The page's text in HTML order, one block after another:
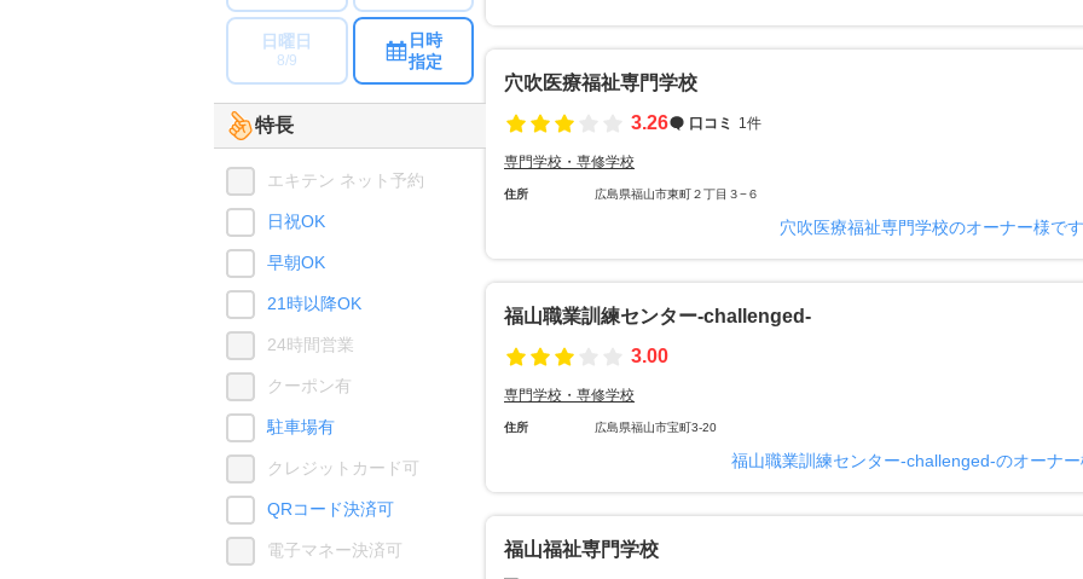
穴吹医療福祉専門学校
3.26
口コミ 1件
専門学校・専修学校
住所 広島県福山市東町２丁目３−６
穴吹医療福祉専門学校のオーナー様で
福山職業訓練センター-challenged-
3.00
専門学校・専修学校
住所 広島県福山市宝町3-20
福山職業訓練センター-challenged-のオーナー
福山福祉専門学校
日曜日
8/9
日時
指定
特長
エキテン ネット予約
日祝OK
早朝OK
21時以降OK
24時間営業
クーポン有
駐車場有
クレジットカード可
QRコード決済可
電子マネー決済可